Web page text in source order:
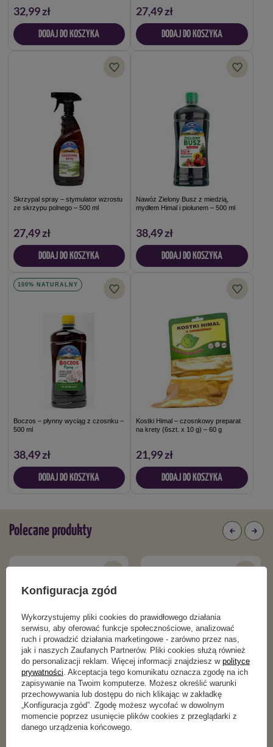
32,99 zł
DODAJ DO KOSZYKA
27,49 zł
DODAJ DO KOSZYKA
Skrzypal spray – stymulator wzrostu
ze skrzypu polnego – 500 ml
27,49 zł
DODAJ DO KOSZYKA
Nawóz Zielony Busz z miedzią,
mydłem Himal i piołunem – 500 ml
38,49 zł
DODAJ DO KOSZYKA
100% NATURALNY
Boczos – płynny wyciąg z czosnku –
500 ml
38,49 zł
DODAJ DO KOSZYKA
Kostki Himal – czosnkowy preparat
na krety (6szt. x 10 g) – 60 g
21,99 zł
DODAJ DO KOSZYKA
Polecane produkty
Pokarm dla ptaków - słonecznik
czarny 1 litr
POKARM DLA PTAKÓW – KULA
GIGANT – 1 SZT. 550 G
Konfiguracja zgód
Wykorzystujemy pliki cookies do prawidłowego działania
serwisu, aby oferować funkcje społecznościowe, analizować
ruch i prowadzić działania marketingowe - zarówno przez nas,
jak i naszych Zaufanych Partnerów. Pliki cookies służą również
do personalizacji reklam. Więcej informacji znajdziesz w polityce
prywatności . Akceptacja tego komunikatu oznacza zgodę na ich
zapisywanie na Twoim komputerze. Możesz określić warunki
przechowywania lub dostępu do nich klikając w zakładkę
„Konfiguracja zgód”. Zgodę możesz wycofać w dowolnym
momencie poprzez usunięcie plików cookies z przeglądarki z
danego urządzenia końcowego.